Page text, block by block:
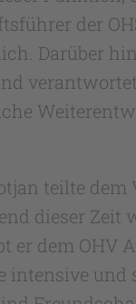
der
Darüber
teilte dem
dieser Zeit
er dem OHV
intensive